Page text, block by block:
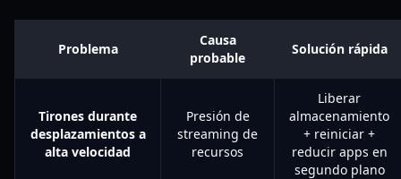
Problema
Causa
probable
Solución rápida
Tirones durante
desplazamientos a
alta velocidad
Presión de
streaming de
recursos
Liberar
almacenamiento
+ reiniciar +
reducir apps en
segundo plano